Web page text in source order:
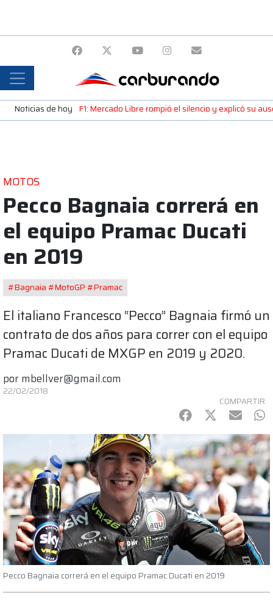
Noticias de hoy F1: Mercado Libre rompió el silencio y explicó su
MOTOS
Pecco Bagnaia correrá en
el equipo Pramac Ducati
en 2019
#Bagnaia #MotoGP #Pramac
El italiano Francesco “Pecco” Bagnaia firmó un
contrato de dos años para correr con el equipo
Pramac Ducati de MXGP en 2019 y 2020.
por mbellver@gmail.com
22/02/2018
COMPARTIR
Facebook
Twitter
mail
Pecco Bagnaia correrá en el equipo Pramac Ducati en 2019